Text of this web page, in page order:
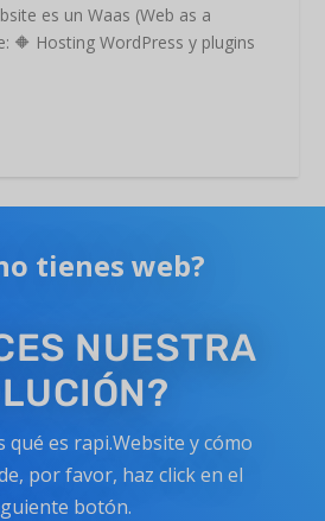
es un Waas (Web as a
🔶 Hosting WordPress y plugins
tienes web?
NUESTRA
qué es rapi.Website y cómo
por favor, haz click en el
botón.